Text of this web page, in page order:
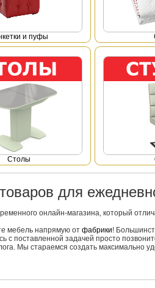
и пуфы
Столы
для
онлайн-магазина, который
мебель напрямую от фабрики!
с поставленной задачей просто
Мы стараемся создать максимально